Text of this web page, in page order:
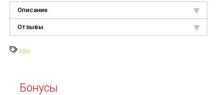
Описание
Отзывы
Xilin
Бонусы